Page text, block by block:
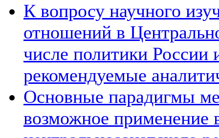
К вопросу научного
отношений в
числе политики России
рекомендуемые
Основные парадигмы
возможное применение